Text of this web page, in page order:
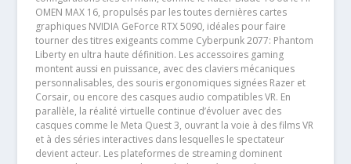
OMEN MAX 16, propulsés par les toutes dernières cartes
graphiques NVIDIA GeForce RTX 5090, idéales pour faire
tourner des titres exigeants comme Cyberpunk 2077: Phantom
Liberty en ultra haute définition. Les accessoires gaming
montent aussi en puissance, avec des claviers mécaniques
personnalisables, des souris ergonomiques signées Razer et
Corsair, ou encore des casques audio compatibles VR. En
parallèle, la réalité virtuelle continue d’évoluer avec des
casques comme le Meta Quest 3, ouvrant la voie à des films VR
et à des séries interactives dans lesquelles le spectateur
devient acteur. Les plateformes de streaming dominent